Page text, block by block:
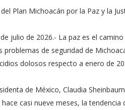
Plan Michoacán por la Paz y la
julio de 2026.- La paz es el
problemas de seguridad de
dolosos respecto a enero de
de México, Claudia
casi nueve meses, la